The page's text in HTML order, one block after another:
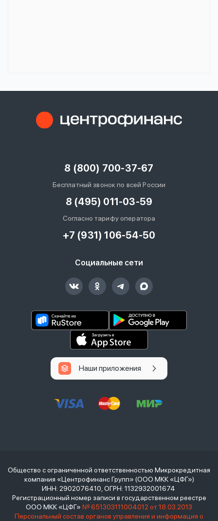
8 (800) 700-37-67
Бесплатный звонок по всей России
8 (495) 011-03-59
Согласно тарифу оператора
+7 (931) 106-54-50
Социальные сети
Наши приложения
Общество с ограниченной ответственностью Микрокредитная
компания «Центрофинанс Групп» (ООО МКК «ЦФГ»)
ИНН: 2902076410, ОГРН: 1132932001674
Регистрационный номер записи в государственном реестре
ООО МКК «ЦФГ» № 651303111004012 от 18.03.2013
Персональный состав органов управления и информация о